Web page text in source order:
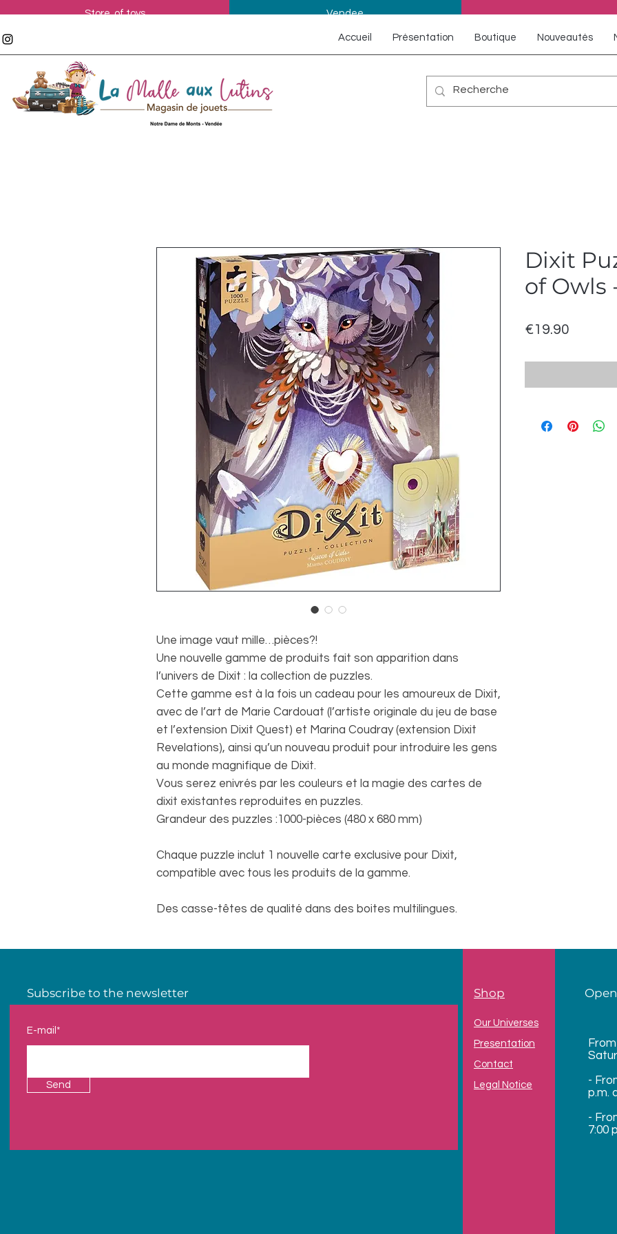
Store of toys Vendee
Accueil Présentation Boutique Nouveautés
Une image vaut mille…pièces?!
Une nouvelle gamme de produits fait son apparition dans
l’univers de Dixit : la collection de puzzles.
Cette gamme est à la fois un cadeau pour les amoureux de Dixit,
avec de l’art de Marie Cardouat (l’artiste originale du jeu de base
et l’extension Dixit Quest) et Marina Coudray (extension Dixit
Revelations), ainsi qu’un nouveau produit pour introduire les gens
au monde magnifique de Dixit.
Vous serez enivrés par les couleurs et la magie des cartes de
dixit existantes reproduites en puzzles.
Grandeur des puzzles :1000-pièces (480 x 680 mm)
Chaque puzzle inclut 1 nouvelle carte exclusive pour Dixit,
compatible avec tous les produits de la gamme.
Des casse-têtes de qualité dans des boites multilingues.
Dixit
of Owls
€19.90
Subscribe to the newsletter
E-mail*
Send
Shop
Our Universes
Presentation
Contact
Legal Notice
-
p.m.
-
7:00